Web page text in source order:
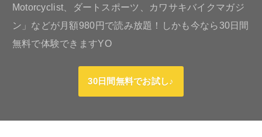
Motorcyclist、ダートスポーツ、カワサキバイクマガジ
ン」などが月額980円で読み放題！しかも今なら30日間
無料で体験できますYO
30日間無料でお試し♪